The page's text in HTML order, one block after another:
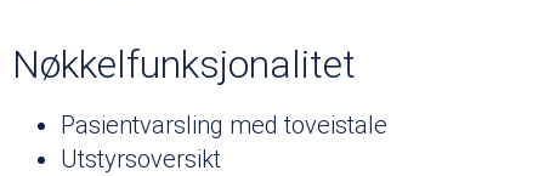
Nøkkelfunksjonalitet
Pasientvarsling med toveistale
Utstyrsoversikt